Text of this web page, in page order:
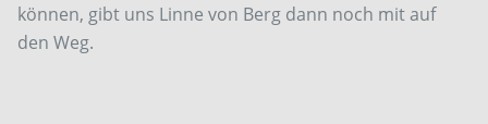
können, gibt uns Linne von Berg dann noch mit auf
den Weg.